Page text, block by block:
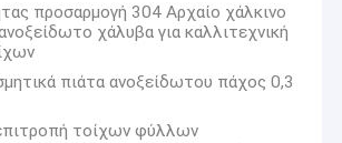
προσαρμογή 304 Αρχαίο χάλκινο
χάλυβα για καλλιτεχνική
πιάτα ανοξείδωτου πάχος 0,3
τοίχων φύλλων